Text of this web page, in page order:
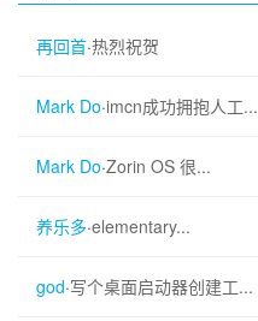
再回首·热烈祝贺
Mark Do·imcn成功拥抱人工...
Mark Do·Zorin OS 很...
养乐多·elementary...
god·写个桌面启动器创建工...